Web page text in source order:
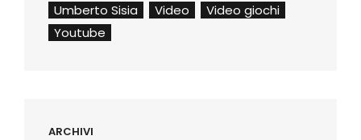
Umberto Sisia
Video
Video giochi
Youtube
ARCHIVI